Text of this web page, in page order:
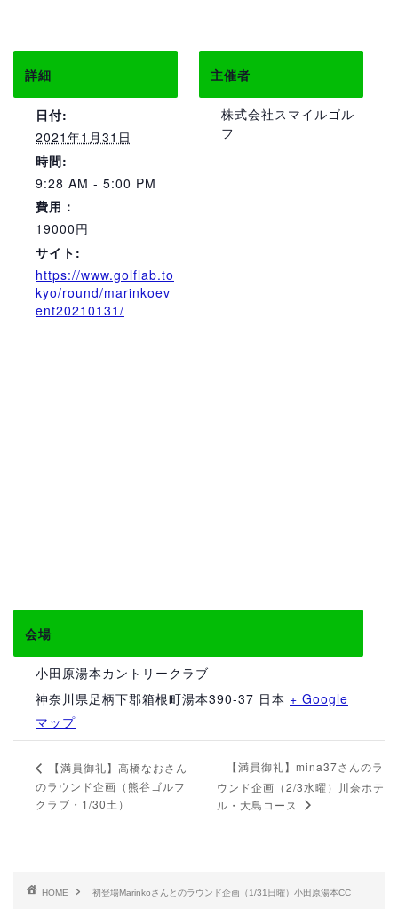
詳細
日付:
2021年1月31日
時間:
9:28 AM - 5:00 PM
費用：
19000円
サイト:
https://www.golflab.to
kyo/round/marinkoev
ent20210131/
主催者
株式会社スマイルゴル
フ
会場
小田原湯本カントリークラブ
神奈川県足柄下郡箱根町湯本390-37 日本 + Google
マップ
【満員御礼】高橋なおさん
のラウンド企画（熊谷ゴルフ
クラブ・1/30土）
【満員御礼】mina37さんのラ
ウンド企画（2/3水曜）川奈ホテ
ル・大島コース
HOME 初登場Marinkoさんとのラウンド企画（1/31日曜）小田原湯本CC